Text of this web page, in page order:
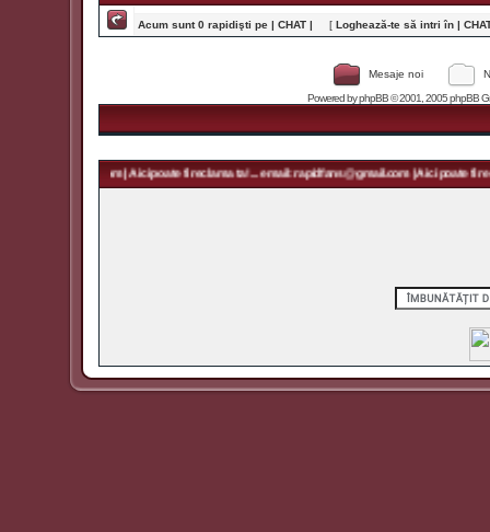
Acum sunt 0 rapidişti pe | CHAT | [ Loghează-te să intri în |
Mesaje noi
Powered byphpBB© 2001, 2005 phpBB
| Aici poate fi reclama ta! ... email: rapidfans@gmail.com | Aici poate fi